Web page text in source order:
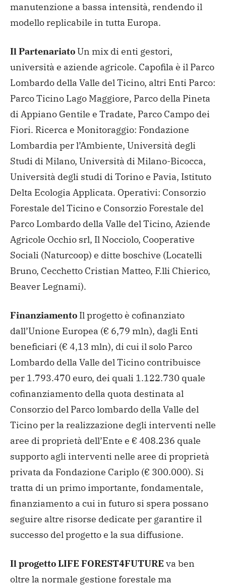
manutenzione a bassa intensità, rendendo il
modello replicabile in tutta Europa.
Il PartenariatoUn mix di enti gestori,
università e aziende agricole. Capofila è il Parco
Lombardo della Valle del Ticino, altri Enti Parco:
Parco Ticino Lago Maggiore, Parco della Pineta
di Appiano Gentile e Tradate, Parco Campo dei
Fiori. Ricerca e Monitoraggio: Fondazione
Lombardia per l’Ambiente, Università degli
Studi di Milano, Università di Milano-Bicocca,
Università degli studi di Torino e Pavia, Istituto
Delta Ecologia Applicata. Operativi: Consorzio
Forestale del Ticino e Consorzio Forestale del
Parco Lombardo della Valle del Ticino, Aziende
Agricole Occhio srl, Il Nocciolo, Cooperative
Sociali (Naturcoop) e ditte boschive (Locatelli
Bruno, Cecchetto Cristian Matteo, F.lli Chierico,
Beaver Legnami).
Finanziamento Il progetto è cofinanziato
dall’Unione Europea (€ 6,79 mln), dagli Enti
beneficiari (€ 4,13 mln), di cui il solo Parco
Lombardo della Valle del Ticino contribuisce
per 1.793.470 euro, dei quali 1.122.730 quale
cofinanziamento della quota destinata al
Consorzio del Parco lombardo della Valle del
Ticino per la realizzazione degli interventi nelle
aree di proprietà dell’Ente e € 408.236 quale
supporto agli interventi nelle aree di proprietà
privata da Fondazione Cariplo (€ 300.000). Si
tratta di un primo importante, fondamentale,
finanziamento a cui in futuro si spera possano
seguire altre risorse dedicate per garantire il
successo del progetto e la sua diffusione.
Il progetto LIFE FOREST4FUTURE va ben
oltre la normale gestione forestale ma